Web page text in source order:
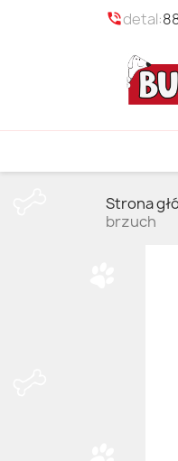
phone_in_talkdetal:
Strona
brzuch